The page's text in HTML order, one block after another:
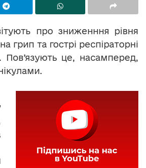
про зниженння рівня
грип та гострі респіраторні
Пов’язують це, насамперед,